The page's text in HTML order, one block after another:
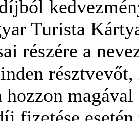
Turista
részére a
hozzon